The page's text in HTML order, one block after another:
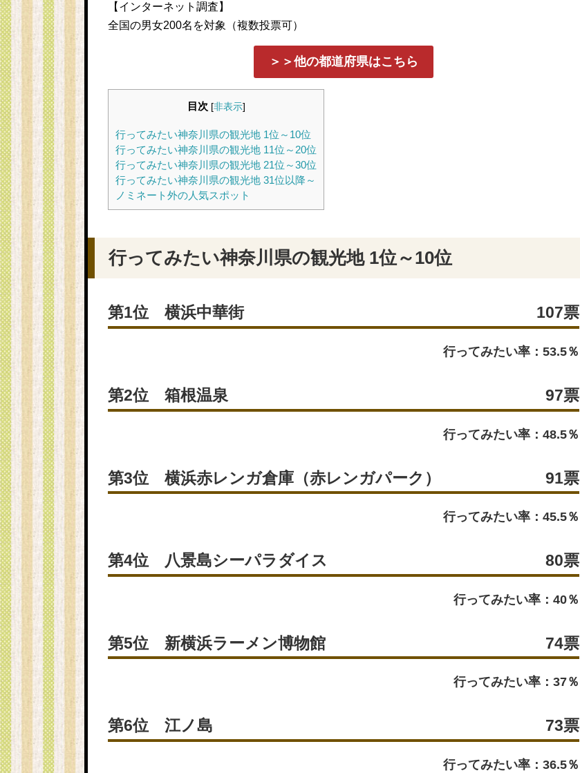
【インターネット調査】
全国の男女200名を対象（複数投票可）
＞＞他の都道府県はこちら
目次 [非表示]
行ってみたい神奈川県の観光地 1位～10位
行ってみたい神奈川県の観光地 11位～20位
行ってみたい神奈川県の観光地 21位～30位
行ってみたい神奈川県の観光地 31位以降～
ノミネート外の人気スポット
行ってみたい神奈川県の観光地 1位～10位
第1位 横浜中華街 107票
行ってみたい率：53.5％
第2位 箱根温泉 97票
行ってみたい率：48.5％
第3位 横浜赤レンガ倉庫（赤レンガパーク） 91票
行ってみたい率：45.5％
第4位 八景島シーパラダイス 80票
行ってみたい率：40％
第5位 新横浜ラーメン博物館 74票
行ってみたい率：37％
第6位 江ノ島 73票
行ってみたい率：36.5％